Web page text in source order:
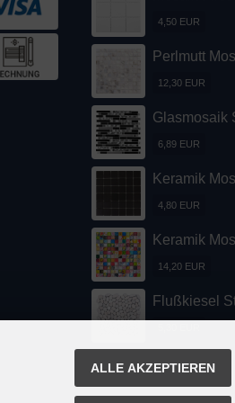
4,50 EUR
Perlmutt
12,30 EUR
Glasmosaik
6,89 EUR
Keramik
4,80 EUR
Keramik
14,20 EUR
Flußkiesel
ALLE AKZEPTIEREN